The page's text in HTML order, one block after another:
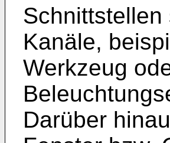
Kanäle,
Werkzeug
Darüber